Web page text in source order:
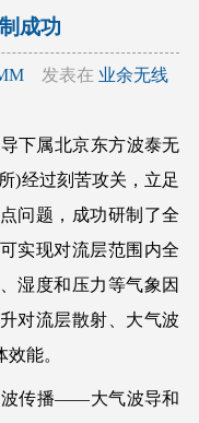
成功
发表在 业余无线
属北京东方波泰无
)经过刻苦攻关，立足
问题，成功研制了全
实现对流层范围内全
湿度和压力等气象因
对流层散射、大气波
能。
传播——大气波导和